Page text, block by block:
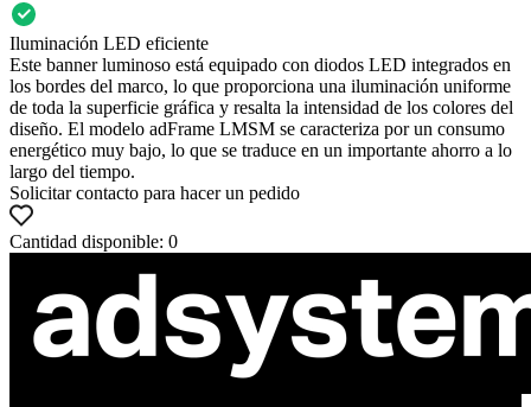
Iluminación LED eficiente
Este banner luminoso está equipado con diodos LED integrados en
los bordes del marco, lo que proporciona una iluminación uniforme
de toda la superficie gráfica y resalta la intensidad de los colores del
diseño. El modelo adFrame LMSM se caracteriza por un consumo
energético muy bajo, lo que se traduce en un importante ahorro a lo
largo del tiempo.
Solicitar contacto para hacer un pedido
Cantidad disponible: 0